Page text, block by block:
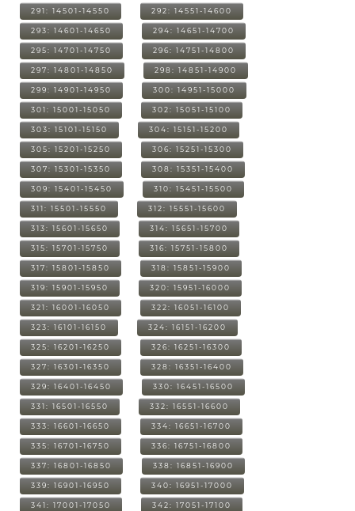
291: 14501-14550 292: 14551-14600
293: 14601-14650 294: 14651-14700
295: 14701-14750 296: 14751-14800
297: 14801-14850 298: 14851-14900
299: 14901-14950 300: 14951-15000
301: 15001-15050 302: 15051-15100
303: 15101-15150 304: 15151-15200
305: 15201-15250 306: 15251-15300
307: 15301-15350 308: 15351-15400
309: 15401-15450 310: 15451-15500
311: 15501-15550 312: 15551-15600
313: 15601-15650 314: 15651-15700
315: 15701-15750 316: 15751-15800
317: 15801-15850 318: 15851-15900
319: 15901-15950 320: 15951-16000
321: 16001-16050 322: 16051-16100
323: 16101-16150 324: 16151-16200
325: 16201-16250 326: 16251-16300
327: 16301-16350 328: 16351-16400
329: 16401-16450 330: 16451-16500
331: 16501-16550 332: 16551-16600
333: 16601-16650 334: 16651-16700
335: 16701-16750 336: 16751-16800
337: 16801-16850 338: 16851-16900
339: 16901-16950 340: 16951-17000
341: 17001-17050 342: 17051-17100